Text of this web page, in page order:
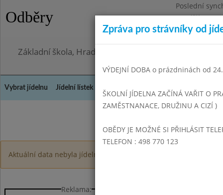
Odběry
Poslední
Pondělí
Omezení
Základní škola, Hradec Králové, Bezručova 1468
Vybrat jídelnu Jídelní lístek
Aktuální data nebyla jídelnou zaslána, kontaktujte školní jídelnu.
Reklama:
Zpráva pro strávníky od
VÝDEJNÍ DOBA o prázdninách od
ŠKOLNÍ JÍDELNA ZAČÍNÁ VAŘIT O
ZAMĚSTNANACE, DRUŽINU A CIZÍ )
OBĚDY JE MOŽNÉ SI PŘIHLÁSIT
TELEFON : 498 770 123